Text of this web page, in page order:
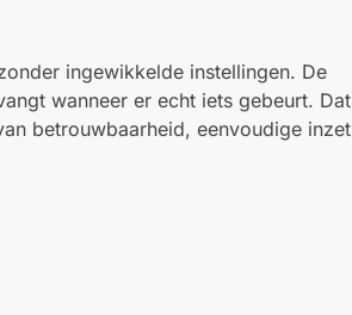
ingewikkelde instellingen. De
wanneer er echt iets gebeurt. Dat
betrouwbaarheid, eenvoudige inzet